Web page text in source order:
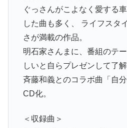
ぐっさんがこよなく愛する
した曲も多く、 ライフスタ
さが満載の作品。
明石家さんまに、番組のテ
しいと自らプレゼンして了
斉藤和義とのコラボ曲「自
CD化。
＜収録曲＞